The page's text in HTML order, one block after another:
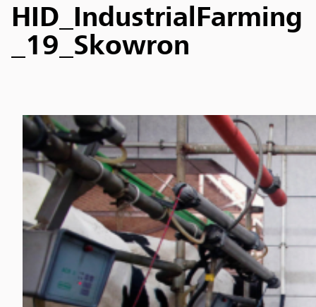
HID_IndustrialFarming
_19_Skowron